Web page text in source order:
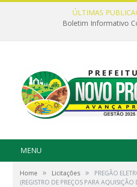
ÚLTIMAS
Boletim Informativo
MENU
Home » Licitações »
PREGÃO
(REGISTRO DE PREÇOS PARA AQUISIÇÃO